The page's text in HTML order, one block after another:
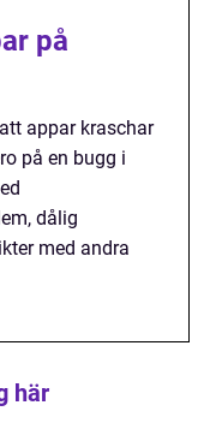
på
appar kraschar
på en bugg i
dålig
med andra
här